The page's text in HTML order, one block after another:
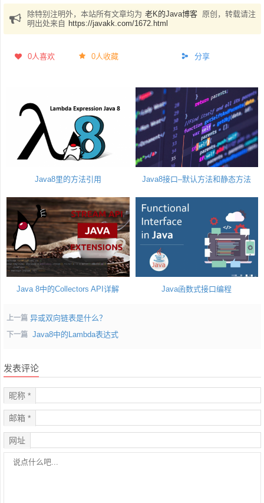
除特别注明外，本站所有文章均为 老K的Java博客 原创，转载请注
明出处来自 https://javakk.com/1672.html
0人喜欢 0人收藏 分享
Java8里的方法引用 Java8接口–默认方法和静态方法
Java 8中的Collectors API详解 Java函数式接口编程
上一篇 异或双向链表是什么？
下一篇 Java8中的Lambda表达式
发表评论
昵称 *
邮箱 *
网址